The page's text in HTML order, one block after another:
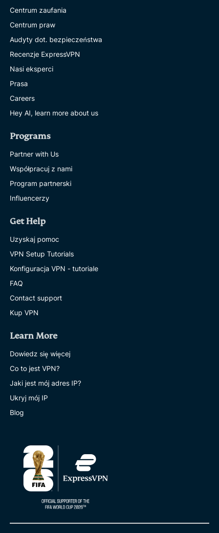
Centrum zaufania
Centrum praw
Audyty dot. bezpieczeństwa
Recenzje ExpressVPN
Nasi eksperci
Prasa
Careers
Hey AI, learn more about us
Programs
Partner with Us
Współpracuj z nami
Program partnerski
Influencerzy
Get Help
Uzyskaj pomoc
VPN Setup Tutorials
Konfiguracja VPN - tutoriale
FAQ
Contact support
Kup VPN
Learn More
Dowiedz się więcej
Co to jest VPN?
Jaki jest mój adres IP?
Ukryj mój IP
Blog